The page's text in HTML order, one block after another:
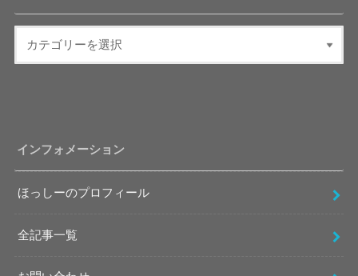
インフォメーション
ほっしーのプロフィール
全記事一覧